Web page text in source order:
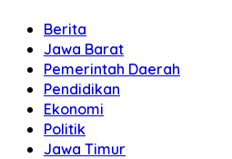
Berita
Jawa Barat
Pemerintah Daerah
Pendidikan
Ekonomi
Politik
Jawa Timur